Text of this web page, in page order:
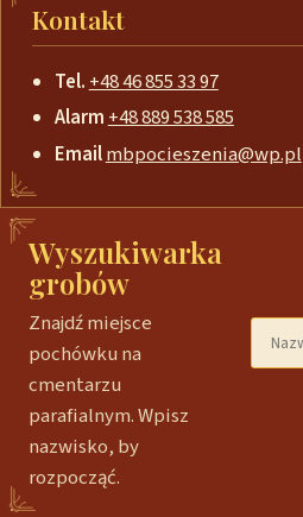
Kontakt
Tel. +48 46 855 33 97
Alarm+48 889 538 585
Emailmbpocieszenia@wp.pl
Wyszukiwarka
grobów
Znajdź miejsce
pochówku na
cmentarzu
parafialnym. Wpisz
nazwisko, by
rozpocząć.